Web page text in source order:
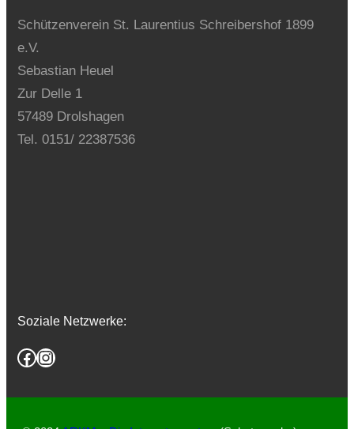
Schützenverein St. Laurentius Schreibershof 1899
e.V.
Sebastian Heuel
Zur Delle 1
57489 Drolshagen
Tel. 0151/ 22387536
Soziale Netzwerke:
Facebook Instagram